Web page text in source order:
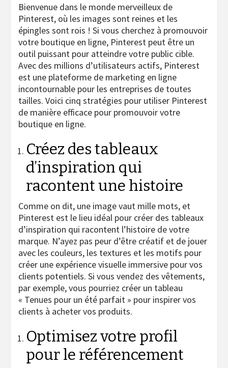
Bienvenue dans le monde merveilleux de
Pinterest, où les images sont reines et les
épingles sont rois ! Si vous cherchez à promouvoir
votre boutique en ligne, Pinterest peut être un
outil puissant pour atteindre votre public cible.
Avec des millions d’utilisateurs actifs, Pinterest
est une plateforme de marketing en ligne
incontournable pour les entreprises de toutes
tailles. Voici cinq stratégies pour utiliser Pinterest
de manière efficace pour promouvoir votre
boutique en ligne.
Créez des tableaux
d’inspiration qui
racontent une histoire
Comme on dit, une image vaut mille mots, et
Pinterest est le lieu idéal pour créer des tableaux
d’inspiration qui racontent l’histoire de votre
marque. N’ayez pas peur d’être créatif et de jouer
avec les couleurs, les textures et les motifs pour
créer une expérience visuelle immersive pour vos
clients potentiels. Si vous vendez des vêtements,
par exemple, vous pourriez créer un tableau
« Tenues pour un été parfait » pour inspirer vos
clients à acheter vos produits.
Optimisez votre profil
pour le référencement